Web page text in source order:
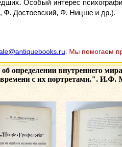
Особый интерес
Ф. Достоевский, Ф. Ницше и др.).
. Мы помогаем
определении внутреннего
с их портретами.". И.Ф.